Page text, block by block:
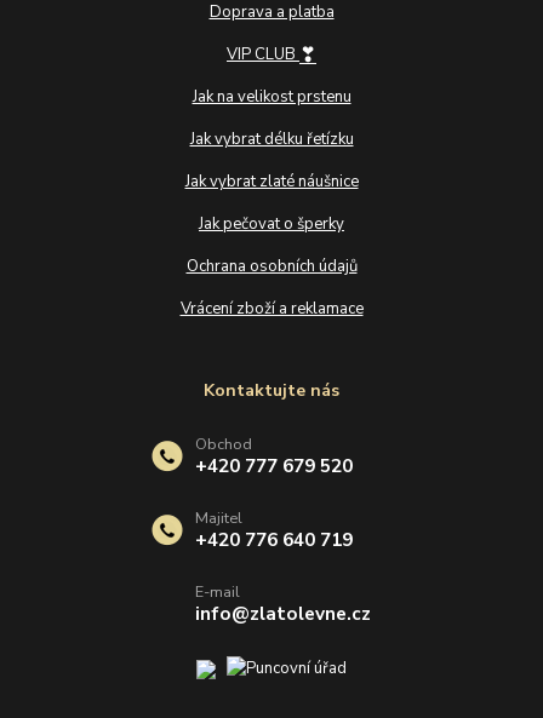
Doprava a platba
VIP CLUB ❣
Jak na velikost prstenu
Jak vybrat délku řetízku
Jak vybrat zlaté náušnice
Jak pečovat o šperky
Ochrana osobních údajů
Vrácení zboží a reklamace
Kontaktujte nás
Obchod
+420 777 679 520
Majitel
+420 776 640 719
E-mail
info@zlatolevne.cz